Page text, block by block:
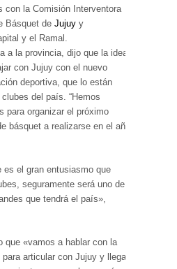
con la Comisión Interventora
Básquet de Jujuy y
y el Ramal.
a la provincia, dijo que la idea
con Jujuy con el nuevo
deportiva, que lo están
del país. “Hemos
para organizar el próximo
básquet a realizarse en el año
es el gran entusiasmo que
seguramente será uno de
que tendrá el país»,
que «vamos a hablar con la
articular con Jujuy y llegar